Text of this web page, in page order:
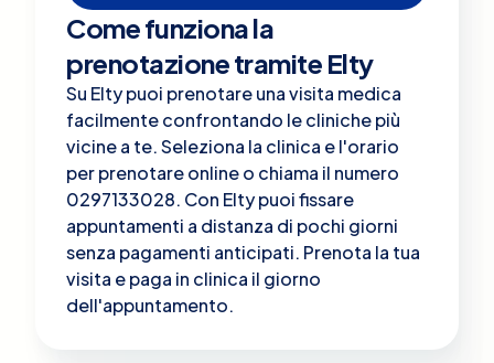
Come funziona la
prenotazione tramite Elty
Su Elty puoi prenotare una visita medica
facilmente confrontando le cliniche più
vicine a te. Seleziona la clinica e l'orario
per prenotare online o chiama il numero
0297133028. Con Elty puoi fissare
appuntamenti a distanza di pochi giorni
senza pagamenti anticipati. Prenota la tua
visita e paga in clinica il giorno
dell'appuntamento.